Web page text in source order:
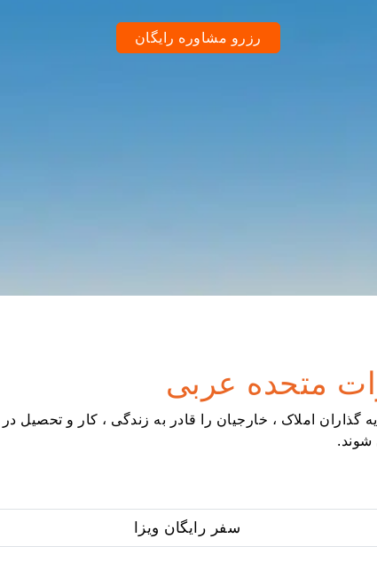
رزرو مشاوره رایگان
متحده عربی
گذاران املاک ، خارجیان را قادر به زندگی ، کار و تحصیل
سفر رایگان ویزا